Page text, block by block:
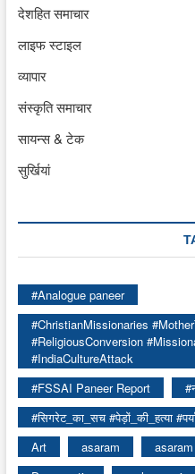
देशहित समाचार
लाइफ स्टाइल
व्यापार
संस्कृति समाचार
सायन्स & टेक
सुर्खियां
#Analogue paneer
#ChristianMissionaries
#ReligiousConversion
#IndiaCultureAttack
#FSSAI Paneer Report
#सिगरेट_का_सच #पेड़ों_की_हत्या
Art
asaram